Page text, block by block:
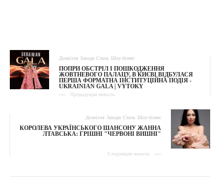
Дозвілля Заходи Стиль Шоу-бізнес
ПОПРИ ОБСТРІЛ І ПОШКОДЖЕННЯ
ЖОВТНЕВОГО ПАЛАЦУ, В КИЄВІ ВІДБУЛАСЯ
ПЕРША ФОРМАТНА ІНСТИТУЦІЙНА ПОДІЯ -
UKRAINIAN GALA | VYTOKY
Предыдущая новость
Дозвілля Заходи Стиль Шоу-бізнес
КОРОЛЕВА УКРАЇНСЬКОГО ШАНСОНУ ЖАННА
ЛТАВСЬКА: ГРІШНІ "ЧЕРВОНІ ВИШНІ"
Следующая новость